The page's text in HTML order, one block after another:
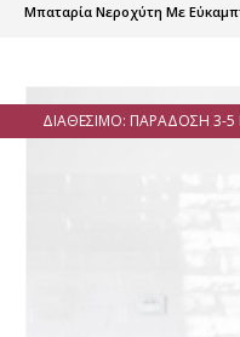
Μπαταρία Νεροχύτη Με
ΔΙΑΘΈΣΙΜΟ: ΠΑΡΆΔΟΣΗ 3-5